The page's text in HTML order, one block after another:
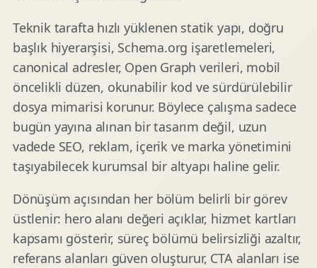
Teknik tarafta hızlı yüklenen statik yapı, doğru
başlık hiyerarşisi, Schema.org işaretlemeleri,
canonical adresler, Open Graph verileri, mobil
öncelikli düzen, okunabilir kod ve sürdürülebilir
dosya mimarisi korunur. Böylece çalışma sadece
bugün yayına alınan bir tasarım değil, uzun
vadede SEO, reklam, içerik ve marka yönetimini
taşıyabilecek kurumsal bir altyapı haline gelir.
Dönüşüm açısından her bölüm belirli bir görev
üstlenir: hero alanı değeri açıklar, hizmet kartları
kapsamı gösterir, süreç bölümü belirsizliği azaltır,
referans alanları güven oluşturur, CTA alanları ise